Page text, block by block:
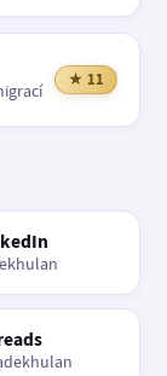
★ 11